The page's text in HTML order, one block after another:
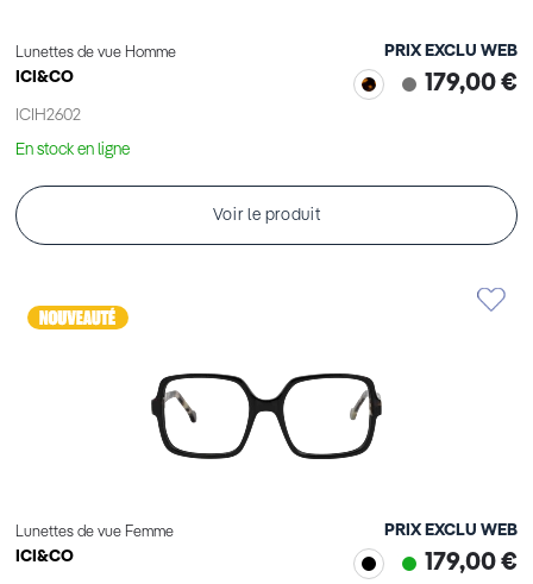
Lunettes de vue Homme
ICI&CO
ICIH2602
PRIX EXCLU WEB
179,00 €
En stock en ligne
Voir le produit
Lunettes de vue Femme
ICI&CO
PRIX EXCLU WEB
179,00 €